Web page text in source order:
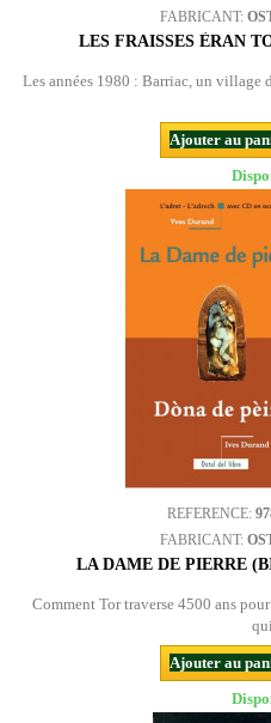
FABRICANT:
LES FRAISSES ÈRAN
Les années 1980 : Barriac, un village
Ajouter au
REFERENCE:
FABRICANT:
LA DAME DE PIERRE
Comment Tor traverse 4500 ans
Ajouter au